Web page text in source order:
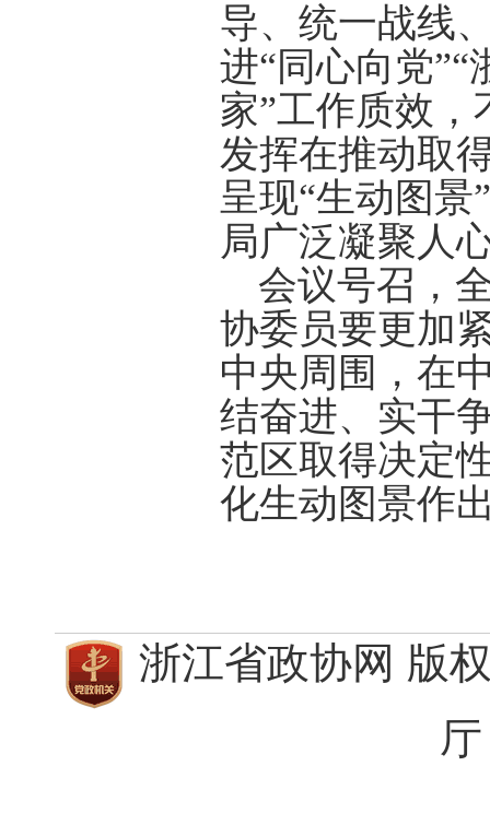
导、统一战线
进“同心向党”“
家”工作质效
发挥在推动取
呈现“生动图景
局广泛凝聚人
会议号召，
协委员要更加
中央周围，在
结奋进、实干
范区取得决定
化生动图景作
浙江省政协网 版